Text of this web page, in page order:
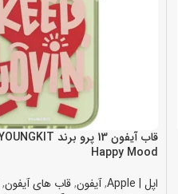
Happy Mood
اپل | Apple
, آیفون, قاب های آیفون,